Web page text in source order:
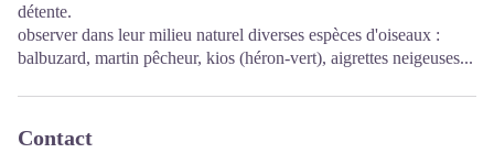
détente.
observer dans leur milieu naturel diverses espèces d'oiseaux :
balbuzard, martin pêcheur, kios (héron-vert), aigrettes neigeuses...
Contact